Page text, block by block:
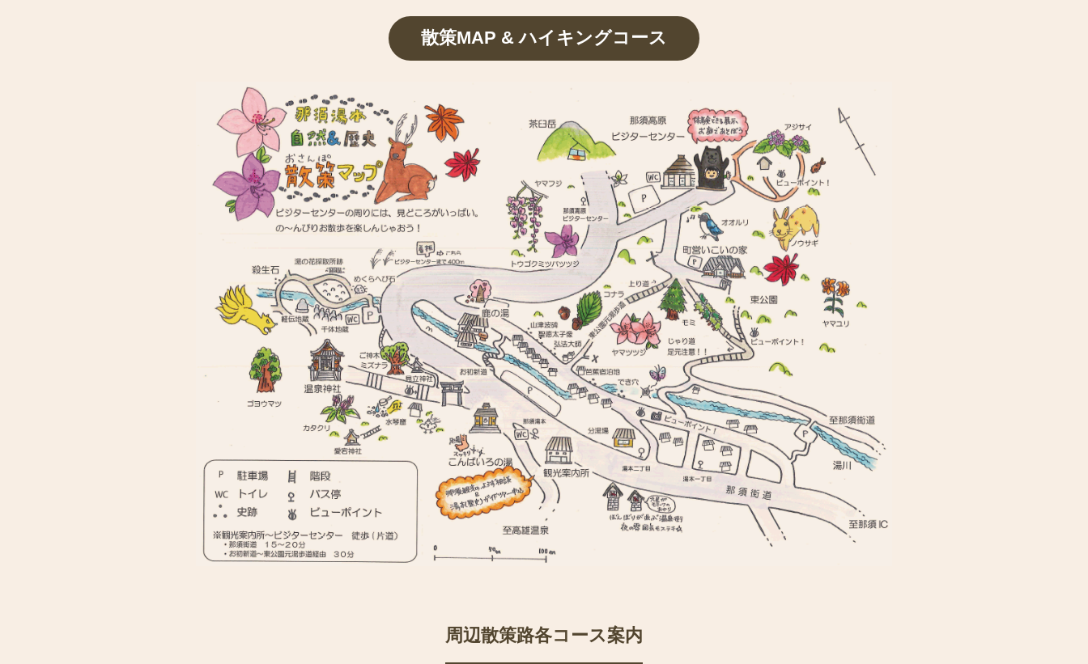
散策MAP & ハイキングコース
周辺散策路各コース案内